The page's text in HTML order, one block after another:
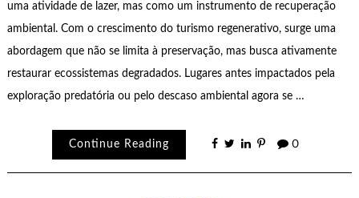
uma atividade de lazer, mas como um instrumento de recuperação
ambiental. Com o crescimento do turismo regenerativo, surge uma
abordagem que não se limita à preservação, mas busca ativamente
restaurar ecossistemas degradados. Lugares antes impactados pela
exploração predatória ou pelo descaso ambiental agora se …
Continue Reading 0